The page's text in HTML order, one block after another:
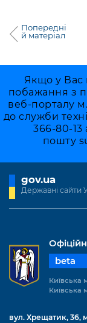
Попередні
й матеріал
Якщо у Вас
побажання з
веб-порталу
до служби
366-80-13
пошту
gov.ua
Державні сайти
beta
Київська
Київська
вул. Хрещатик, 36,